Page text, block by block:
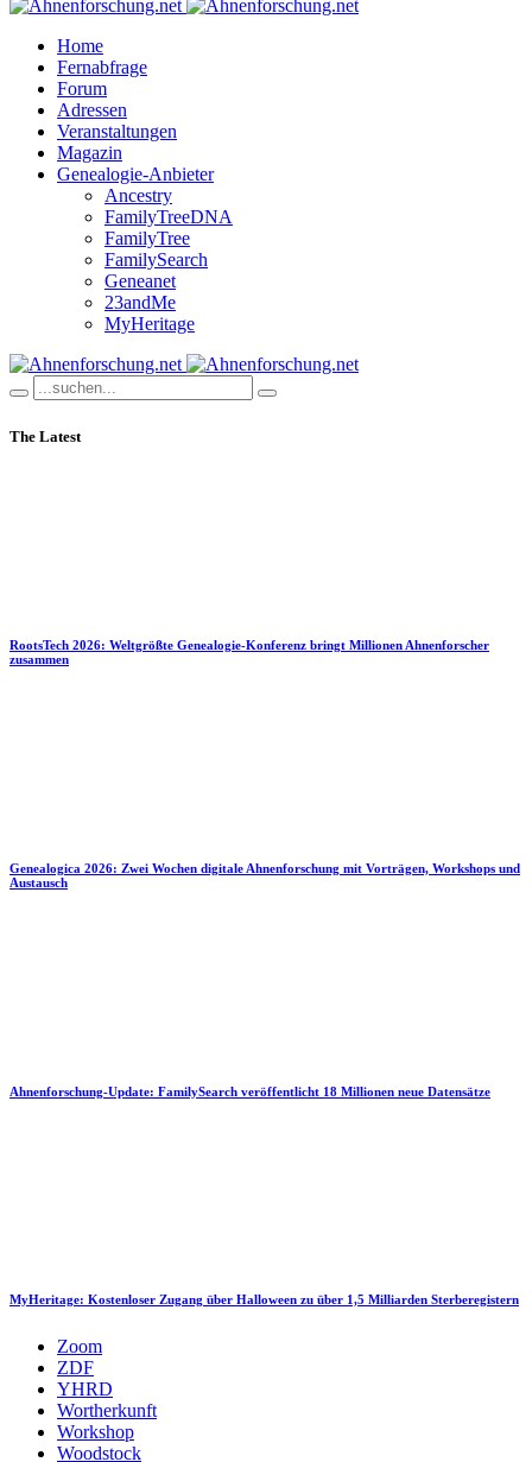
Home
Fernabfrage
Forum
Adressen
Veranstaltungen
Magazin
Genealogie-Anbieter
Ancestry
FamilyTreeDNA
FamilyTree
FamilySearch
Geneanet
23andMe
MyHeritage
The Latest
RootsTech 2026: Weltgrößte Genealogie-Konferenz bringt Millionen Ahnenforscher
zusammen
Genealogica 2026: Zwei Wochen digitale Ahnenforschung mit Vorträgen, Workshops und
Austausch
Ahnenforschung-Update: FamilySearch veröffentlicht 18 Millionen neue Datensätze
MyHeritage: Kostenloser Zugang über Halloween zu über 1,5 Milliarden Sterberegistern
Zoom
ZDF
YHRD
Wortherkunft
Workshop
Woodstock